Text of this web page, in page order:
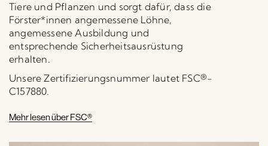
Tiere und Pflanzen und sorgt dafür, dass die
Förster*innen angemessene Löhne,
angemessene Ausbildung und
entsprechende Sicherheitsausrüstung
erhalten.
Unsere Zertifizierungsnummer lautet FSC®-
C157880.
Mehr lesen über FSC®